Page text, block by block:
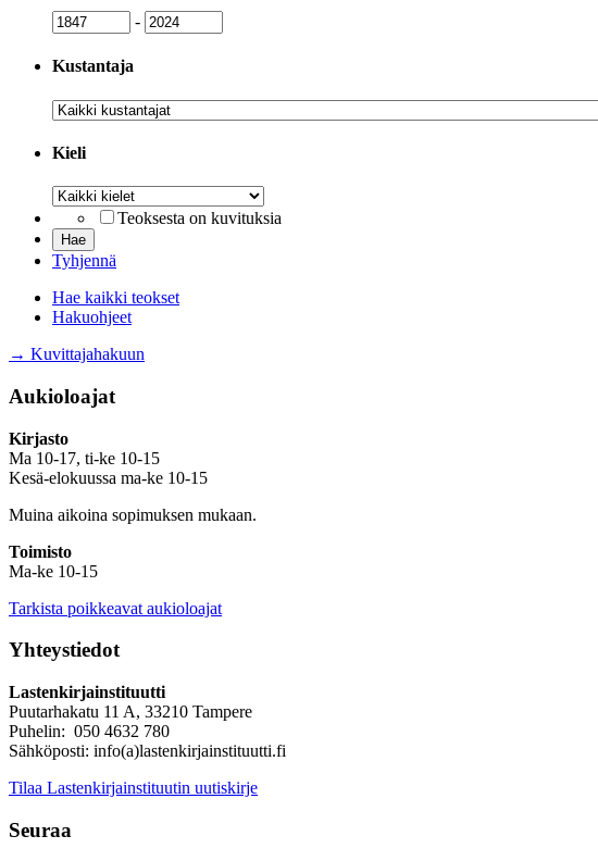
Julkaisuvuosi
- Julkaisuvuosi
Kustantaja
Kustantaja
Kieli
Kieli
Teoksesta on kuvituksia
Tyhjennä
Hae kaikki teokset
Hakuohjeet
→ Kuvittajahakuun
Aukioloajat
Kirjasto
Ma 10-17, ti-ke 10-15
Kesä-elokuussa ma-ke 10-15
Muina aikoina sopimuksen mukaan.
Toimisto
Ma-ke 10-15
Tarkista poikkeavat aukioloajat
Yhteystiedot
Lastenkirjainstituutti
Puutarhakatu 11 A, 33210 Tampere
Puhelin: 050 4632 780
Sähköposti: info(a)lastenkirjainstituutti.fi
Tilaa Lastenkirjainstituutin uutiskirje
Seuraa